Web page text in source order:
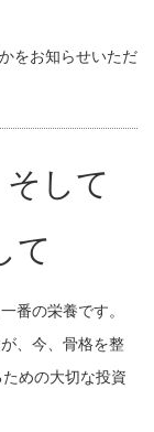
をお知らせいただ
して
て
番の栄養です。
、今、骨格を整
めの大切な投資